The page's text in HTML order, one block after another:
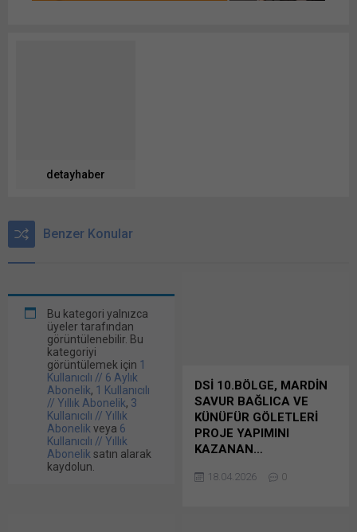
detayhaber
Benzer Konular
Bu kategori yalnızca
üyeler tarafından
görüntülenebilir. Bu
kategoriyi
görüntülemek için 1
Kullanıcılı // 6 Aylık
Abonelik, 1 Kullanıcılı
// Yıllık Abonelik, 3
Kullanıcılı // Yıllık
Abonelik veya 6
Kullanıcılı // Yıllık
Abonelik satın alarak
kaydolun.
DSİ 10.BÖLGE, MARDİN
SAVUR BAĞLICA VE
KÜNÜFÜR GÖLETLERİ
PROJE YAPIMINI
KAZANAN…
Müdürlüğü’nce 30 Aralık
18.04.2026 0